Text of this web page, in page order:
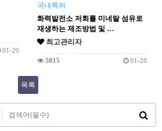
01-20
국내특허
화력발전소 저회를 미네랄 섬유로
재생하는 제조방법 및 …
최고관리자
5815 01-20
목록